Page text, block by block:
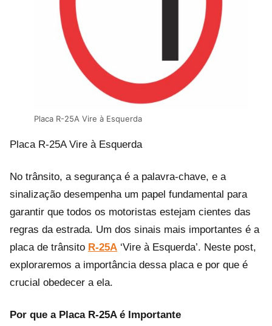
Placa R-25A Vire à Esquerda
Placa R-25A Vire à Esquerda
No trânsito, a segurança é a palavra-chave, e a
sinalização desempenha um papel fundamental para
garantir que todos os motoristas estejam cientes das
regras da estrada. Um dos sinais mais importantes é a
placa de trânsito R-25A ‘Vire à Esquerda’. Neste post,
exploraremos a importância dessa placa e por que é
crucial obedecer a ela.
Por que a Placa R-25A é Importante